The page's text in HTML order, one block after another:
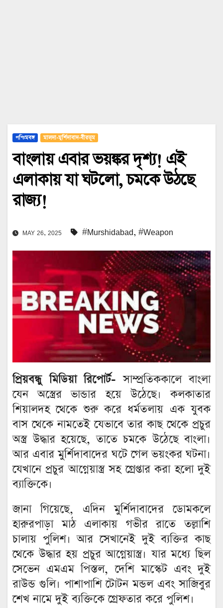
পশ্চিমবঙ্গ মালদা-মুর্শিদাবাদ-বীরভূম
বাংলায় এবার ভয়ঙ্কর দৃশ্য! এই
এলাকায় যা ঘটলো, চমকে উঠছে
রাজ্য!
MAY 26, 2025 #Murshidabad, #Weapon
প্রিয়বন্ধু মিডিয়া রিপোর্ট-সাম্প্রতিককালে বাংলা
যেন অস্ত্রের ভান্ডার হয়ে উঠেছে। কলকাতার
শিয়ালদহ থেকে শুরু করে ধর্মতলায় এক যুবক
বাস থেকে নামতেই যেভাবে তার কাছ থেকে প্রচুর
অস্ত্র উদ্ধার হয়েছে, তাতে চমকে উঠেছে বাংলা।
আর এবার মুর্শিদাবাদের ঘটে গেল ভয়ংকর ঘটনা।
যেখানে প্রচুর আগ্নেয়াস্ত্র সহ গ্রেপ্তার করা হলো দুই
ব্যাক্তিকে।
জানা গিয়েছে, এদিন মুর্শিদাবাদের ডোমকলে
হারুরপাড়া মাঠ এলাকায় গভীর রাতে তল্লাশি
চালায় পুলিশ। আর সেখানেই দুই ব্যক্তির কাছ
থেকে উদ্ধার হয় প্রচুর আগ্নেয়াস্ত্র। যার মধ্যে ছিল
সেভেন এমএম পিস্তল, দেশি মাস্কেট এবং দুই
রাউন্ড গুলি। পাশাপাশি টোটন মন্ডল এবং সাজিবুর
শেখ নামে দুই ব্যক্তিকে গ্রেফতার করে পুলিশ।